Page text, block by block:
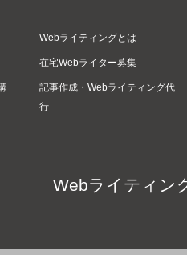
Webライティングとは
在宅Webライター募集
記事作成・Webライティング代
行
Webライティン